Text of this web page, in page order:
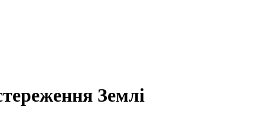
Землі